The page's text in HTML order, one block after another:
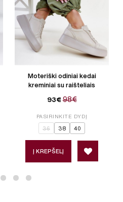
Moteriški odiniai kedai
kreminiai su raišteliais
93€ 98€
PASIRINKITE DYDĮ
36 38 40
Į KREPŠELĮ